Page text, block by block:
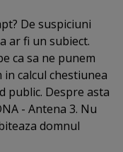
De suspiciuni
ar fi un subiect.
ca sa ne punem
calcul chestiunea
public. Despre asta
- Antena 3. Nu
domnul